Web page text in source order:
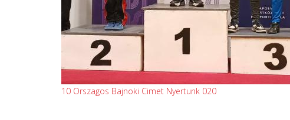
10 Orszagos Bajnoki Cimet Nyertunk 020